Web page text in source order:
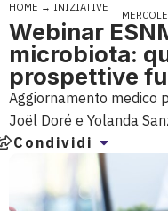
HOME → INIZIATIVE
Webinar
microbiota:
prospettive
Aggiornamento medico
Joël Doré e Yolanda
Condividi